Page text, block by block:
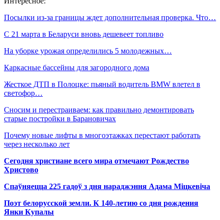
Посылки из-за границы ждет дополнительная проверка. Что…
С 21 марта в Беларуси вновь дешевеет топливо
На уборке урожая определились 5 молодежных…
Каркасные бассейны для загородного дома
Жесткое ДТП в Полоцке: пьяный водитель BMW влетел в
светофор…
Сносим и перестраиваем: как правильно демонтировать
старые постройки в Барановичах
Почему новые лифты в многоэтажках перестают работать
через несколько лет
Сегодня христиане всего мира отмечают Рождество
Христово
Спаўняецца 225 гадоў з дня нараджэння Адама Міцкевіча
Поэт белорусской земли. К 140-летию со дня рождения
Янки Купалы